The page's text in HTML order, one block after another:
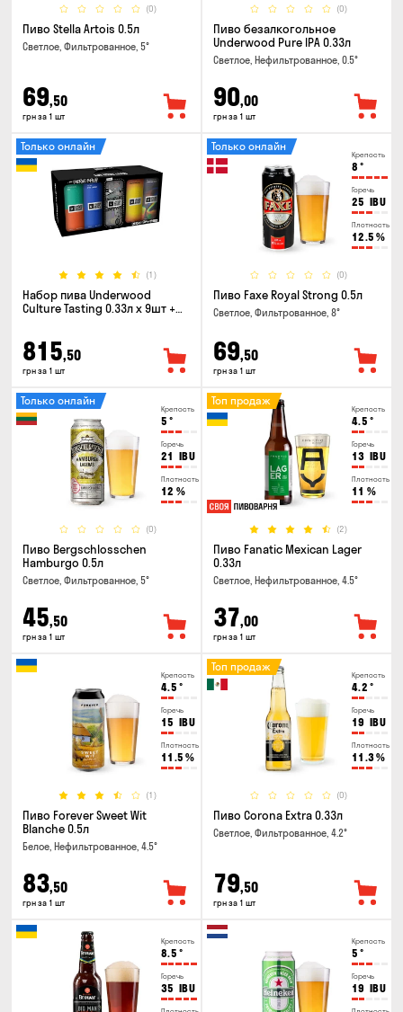
(0)
Пиво Stella Artois 0.5л
Светлое, Фильтрованное, 5°
69,50
грн за 1 шт
(0)
Пиво безалкогольное
Underwood Pure IPA 0.33л
Светлое, Нефильтрованное, 0.5°
90,00
грн за 1 шт
(1)
Только онлайн
Набор пива Underwood
Culture Tasting 0.33л x 9шт +
815,50
грн за 1 шт
Крепость
8 °
Горечь
25 IBU
Плотность
12.5 %
(0)
Только онлайн
Пиво Faxe Royal Strong 0.5л
Светлое, Фильтрованное, 8°
69,50
грн за 1 шт
Крепость
5 °
Горечь
21 IBU
Плотность
12 %
(0)
Только онлайн
Пиво Bergschlosschen
Hamburgo 0.5л
Светлое, Фильтрованное, 5°
45,50
грн за 1 шт
Крепость
4.5 °
Горечь
13 IBU
Плотность
11 %
(2)
Топ продаж
Пиво Fanatic Mexican Lager
0.33л
Светлое, Нефильтрованное, 4.5°
37,00
грн за 1 шт
Крепость
4.5 °
Горечь
15 IBU
Плотность
11.5 %
(1)
Пиво Forever Sweet Wit
Blanche 0.5л
Белое, Нефильтрованное, 4.5°
83,50
грн за 1 шт
Крепость
4.2 °
Горечь
19 IBU
Плотность
11.3%
(0)
Топ продаж
Пиво Corona Extra 0.33л
Светлое, Фильтрованное, 4.2°
79,50
грн за 1 шт
Крепость
8.5 °
Горечь
35 IBU
Крепость
5 °
Горечь
19 IBU